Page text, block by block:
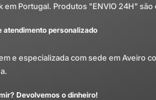
em Portugal. Produtos "ENVIO 24H"
atendimento personalizado
e especializada com sede em Aveiro
Devolvemos o dinheiro!